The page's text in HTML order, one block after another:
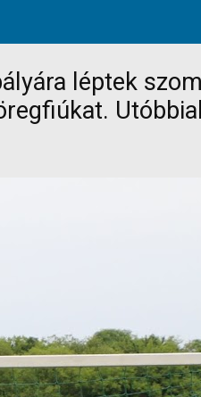
léptek